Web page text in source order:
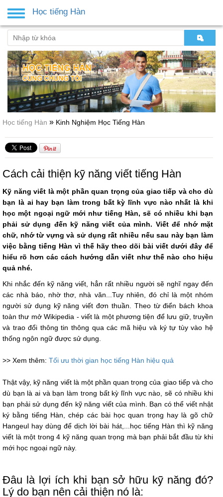
Học tiếng Hàn » Kinh Nghiệm Học Tiếng Hàn
Cách cải thiện kỹ năng viết tiếng Hàn
Kỹ năng viết là một phần quan trọng của giao tiếp và cho dù
bạn là ai hay bạn làm trong bất kỳ lĩnh vực nào nhất là khi
học một ngoại ngữ mới như tiếng Hàn, sẽ có nhiều khi bạn
phải sử dụng đến kỹ năng viết của mình. Viết để nhớ mặt
chữ, nhớ từ vựng và sử dụng rất nhiều nếu sau này bạn làm
việc bằng tiếng Hàn vì thế hãy theo dõi bài viết dưới đây để
hiểu rõ hơn các cách hướng dẫn viết như thế nào cho hiệu
quả nhé.
Khi nhắc đến kỹ năng viết, hẳn rất nhiều người sẽ nghĩ ngay đến
các nhà báo, nhờ thơ, nhà văn...Tuy nhiên, đó chỉ là một nhóm
người sử dụng kỹ năng viết đơn thuần. Theo từ điển bách khoa
toàn thư mở Wikipedia - viết là một phương tiện để lưu giữ, truyền
và trao đổi thông tin thông qua các mã hiệu và ký tự tùy vào hệ
thống ngôn ngữ được sử dụng.
>> Xem thêm: Tối ưu thời gian học tiếng Hàn hiệu quả
Thật vậy, kỹ năng viết là một phần quan trọng của giao tiếp và cho
dù bạn là ai và bạn làm trong bất kỳ lĩnh vực nào, sẽ có nhiều khi
bạn phải sử dụng đến kỹ năng viết của mình. Bạn có thể viết nhật
ký bằng tiếng Hàn, chép các bài học quan trọng hay là gõ chữ
Hangeul hay dùng để dịch lời bài hát,...học tiếng Hàn thì kỹ năng
viết là một trong 4 kỹ năng quan trọng mà bạn phải bắt đầu từ khi
mới học ngoại ngữ này.
Đâu là lợi ích khi bạn sở hữu kỹ năng đó?
Lý do bạn nên cải thiện nó là:
Toggle
navigation
Học tiếng Hàn